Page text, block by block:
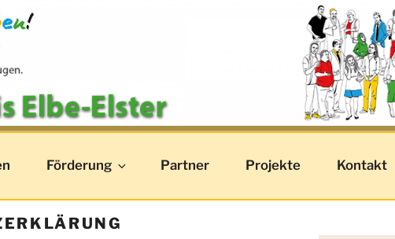
Förderung Partner Projekte Kontakt